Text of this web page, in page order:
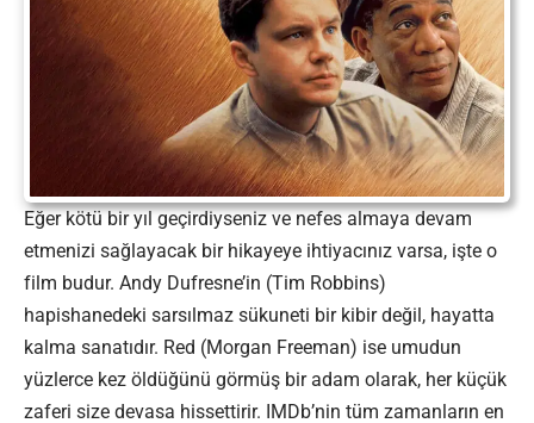
Eğer kötü bir yıl geçirdiyseniz ve nefes almaya devam
etmenizi sağlayacak bir hikayeye ihtiyacınız varsa, işte o
film budur. Andy Dufresne’in (Tim Robbins)
hapishanedeki sarsılmaz sükuneti bir kibir değil, hayatta
kalma sanatıdır. Red (Morgan Freeman) ise umudun
yüzlerce kez öldüğünü görmüş bir adam olarak, her küçük
zaferi size devasa hissettirir. IMDb’nin tüm zamanların en